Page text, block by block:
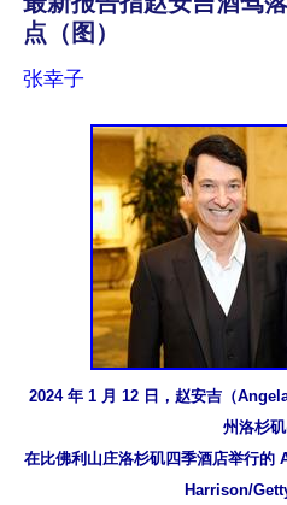
点（图）
张幸子
2024 年 1 月 12 日，赵安吉（
州洛杉
在比佛利山庄洛杉矶四季酒店举行
Harrison/